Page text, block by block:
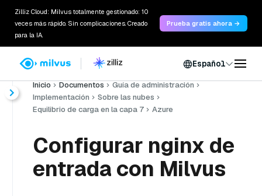
Zilliz Cloud: Milvus totalmente gestionado: 10
veces más rápido. Sin complicaciones. Creado
para la IA.
Prueba gratis ahora →
Español
Inicio Documentos
Guía de administración
Implementación
Sobre las nubes
Equilibrio de carga en la capa 7
Azure
Configurar nginx de
entrada con Milvus